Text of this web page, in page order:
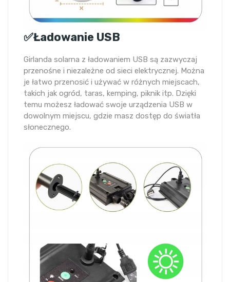
✅Ładowanie USB
Girlanda solarna z ładowaniem USB są zazwyczaj
przenośne i niezależne od sieci elektrycznej. Można
je łatwo przenosić i używać w różnych miejscach,
takich jak ogród, taras, kemping, piknik itp. Dzięki
temu możesz ładować swoje urządzenia USB w
dowolnym miejscu, gdzie masz dostęp do światła
słonecznego.